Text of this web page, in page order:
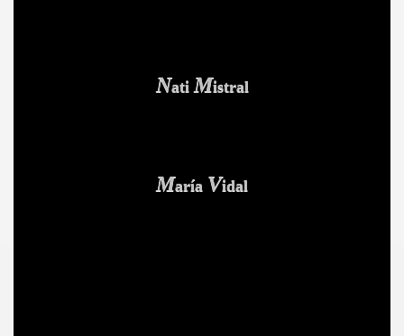
NatiMistral
María Vidal